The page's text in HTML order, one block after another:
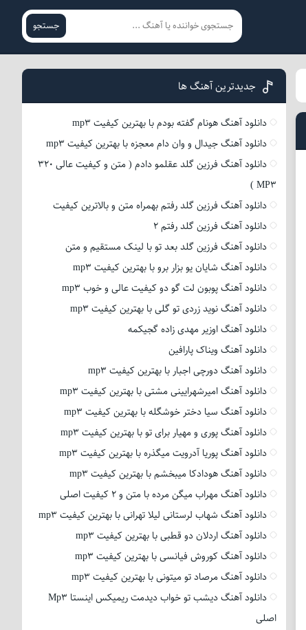
جستجو
جدیدترین آهنگ ها
دانلود آهنگ هونام گفته بودم با بهترین کیفیت mp3
دانلود آهنگ جیدال و وان دام معجزه با بهترین کیفیت mp3
دانلود آهنگ فرزین گلد عقلمو دادم ( متن و کیفیت عالی 320
MP3 )
دانلود آهنگ فرزین گلد رفتم بهمراه متن و بالاترین کیفیت
دانلود آهنگ فرزین گلد رفتم 2
دانلود آهنگ فرزین گلد بعد تو با لینک مستقیم و متن
دانلود آهنگ شایان یو بزار برو با بهترین کیفیت mp3
دانلود آهنگ پوبون لت گو دو کیفیت عالی و خوب mp3
دانلود آهنگ نوید زردی تو گلی با بهترین کیفیت mp3
دانلود آهنگ اوزیر مهدی زاده گجیکمه
دانلود آهنگ ویناک پارافین
دانلود آهنگ دورچی اجبار با بهترین کیفیت mp3
دانلود آهنگ امیرشهرایینی مشتی با بهترین کیفیت mp3
دانلود آهنگ سیا دختر خوشگله با بهترین کیفیت mp3
دانلود آهنگ پوری و مهیار برای تو با بهترین کیفیت mp3
دانلود آهنگ پوریا آدرویت میگذره با بهترین کیفیت mp3
دانلود آهنگ هودادکا میبخشم با بهترین کیفیت mp3
دانلود آهنگ مهراب میگن مرده با متن و 2 کیفیت اصلی
دانلود آهنگ شهاب لرستانی لیلا تهرانی با بهترین کیفیت mp3
دانلود آهنگ اردلان دو قطبی با بهترین کیفیت mp3
دانلود آهنگ کوروش فیانسی با بهترین کیفیت mp3
دانلود آهنگ مرصاد تو میتونی با بهترین کیفیت mp3
دانلود آهنگ دیشب تو خواب دیدمت ریمیکس اینستا Mp3
اصلی